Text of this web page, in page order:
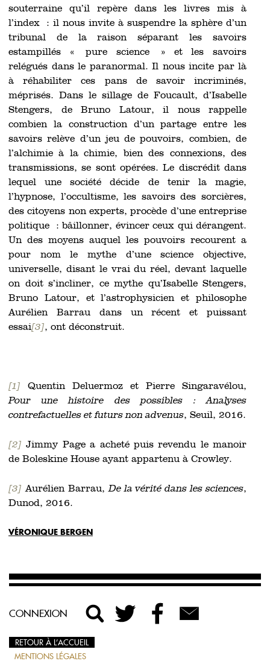
souterraine qu’il repère dans les livres mis à
l’index : il nous invite à suspendre la sphère d’un
tribunal de la raison séparant les savoirs
estampillés « pure science » et les savoirs
relégués dans le paranormal. Il nous incite par là
à réhabiliter ces pans de savoir incriminés,
méprisés. Dans le sillage de Foucault, d’Isabelle
Stengers, de Bruno Latour, il nous rappelle
combien la construction d’un partage entre les
savoirs relève d’un jeu de pouvoirs, combien, de
l’alchimie à la chimie, bien des connexions, des
transmissions, se sont opérées. Le discrédit dans
lequel une société décide de tenir la magie,
l’hypnose, l’occultisme, les savoirs des sorcières,
des citoyens non experts, procède d’une entreprise
politique : bâillonner, évincer ceux qui dérangent.
Un des moyens auquel les pouvoirs recourent a
pour nom le mythe d’une science objective,
universelle, disant le vrai du réel, devant laquelle
on doit s’incliner, ce mythe qu’Isabelle Stengers,
Bruno Latour, et l’astrophysicien et philosophe
Aurélien Barrau dans un récent et puissant
essai[3], ont déconstruit.
[1] Quentin Deluermoz et Pierre Singaravélou,
Pour une histoire des possibles : Analyses
contrefactuelles et futurs non advenus, Seuil, 2016.
[2] Jimmy Page a acheté puis revendu le manoir
de Boleskine House ayant appartenu à Crowley.
[3] Aurélien Barrau,De la vérité dans les sciences,
Dunod, 2016.
VÉRONIQUE BERGEN
CONNEXION
RETOUR À L’ACCUEIL
MENTIONS LÉGALES